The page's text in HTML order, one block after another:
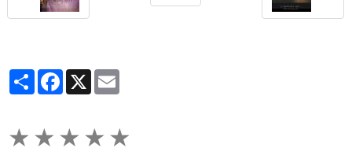
PartagerFacebook
X
★ ★ ★ ★ ★